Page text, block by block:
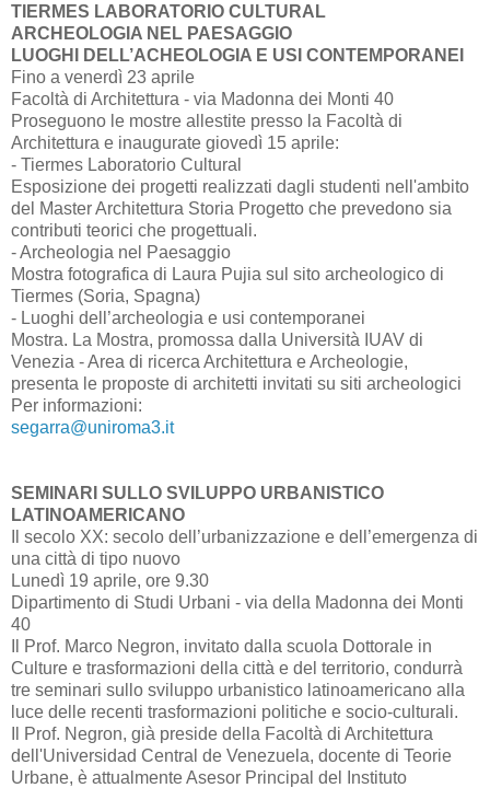
TIERMES LABORATORIO CULTURAL
ARCHEOLOGIA NEL PAESAGGIO
LUOGHI DELL’ACHEOLOGIA E USI CONTEMPORANEI
Fino a venerdì 23 aprile
Facoltà di Architettura - via Madonna dei Monti 40
Proseguono le mostre allestite presso la Facoltà di
Architettura e inaugurate giovedì 15 aprile:
- Tiermes Laboratorio Cultural
Esposizione dei progetti realizzati dagli studenti nell'ambito
del Master Architettura Storia Progetto che prevedono sia
contributi teorici che progettuali.
- Archeologia nel Paesaggio
Mostra fotografica di Laura Pujia sul sito archeologico di
Tiermes (Soria, Spagna)
- Luoghi dell’archeologia e usi contemporanei
Mostra. La Mostra, promossa dalla Università IUAV di
Venezia - Area di ricerca Architettura e Archeologie,
presenta le proposte di architetti invitati su siti archeologici
Per informazioni:
segarra@uniroma3.it
SEMINARI SULLO SVILUPPO URBANISTICO
LATINOAMERICANO
Il secolo XX: secolo dell’urbanizzazione e dell’emergenza di
una città di tipo nuovo
Lunedì 19 aprile, ore 9.30
Dipartimento di Studi Urbani - via della Madonna dei Monti
40
Il Prof. Marco Negron, invitato dalla scuola Dottorale in
Culture e trasformazioni della città e del territorio, condurrà
tre seminari sullo sviluppo urbanistico latinoamericano alla
luce delle recenti trasformazioni politiche e socio-culturali.
Il Prof. Negron, già preside della Facoltà di Architettura
dell'Universidad Central de Venezuela, docente di Teorie
Urbane, è attualmente Asesor Principal del Instituto